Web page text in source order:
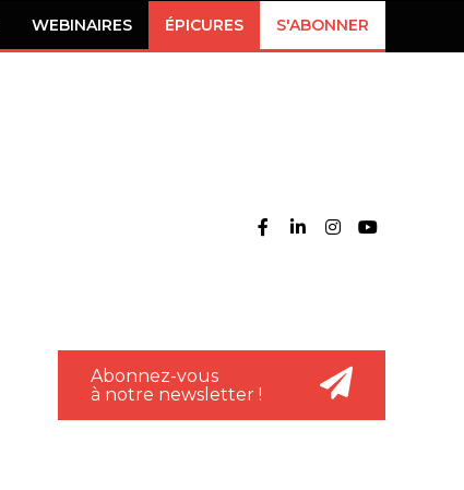
WEBINAIRES ÉPICURES S'ABONNER
Abonnez-vous
à notre newsletter !